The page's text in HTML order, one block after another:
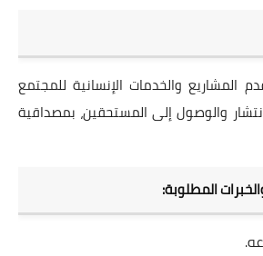
المشاريع والخدمات الإنسانية للمجتمع
والوصول إلى المستحقين، بمصداقية
المطلوبة: